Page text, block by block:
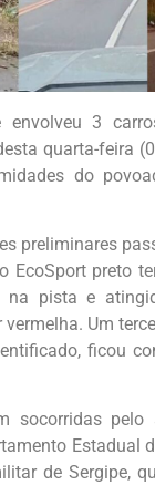
envolveu 3
quarta-feira
do
preliminares
EcoSport preto
na pista e
vermelha. Um
ficou
socorridas pelo
Estadual
de Sergipe,